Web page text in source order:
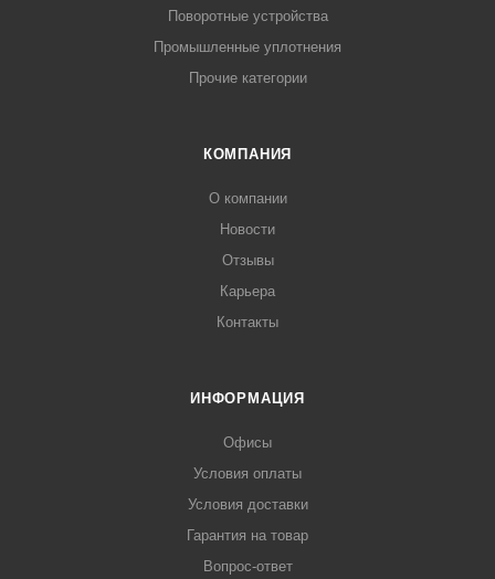
Поворотные устройства
Промышленные уплотнения
Прочие категории
КОМПАНИЯ
О компании
Новости
Отзывы
Карьера
Контакты
ИНФОРМАЦИЯ
Офисы
Условия оплаты
Условия доставки
Гарантия на товар
Вопрос-ответ